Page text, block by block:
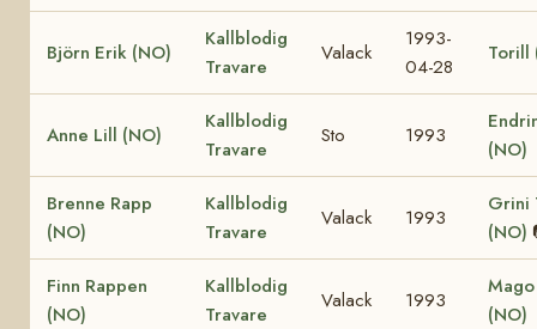
Björn Erik (NO)
Kallblodig
Travare
Valack
1993-
04-28
Torill
Anne Lill (NO)
Kallblodig
Travare
Sto 1993
(NO)
Brenne Rapp
(NO)
Kallblodig
Travare
Valack 1993
Grini
(NO)
Finn Rappen
(NO)
Kallblodig
Travare
Valack 1993
(NO)